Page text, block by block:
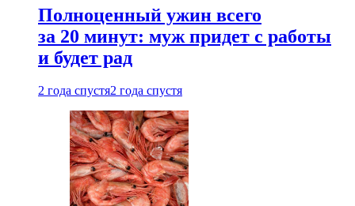
Полноценный ужин всего
за 20 минут: муж придет с работы
и будет рад
2 года спустя2 года спустя